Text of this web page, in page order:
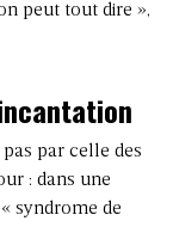
peut tout dire »,
par celle des
: dans une
syndrome de